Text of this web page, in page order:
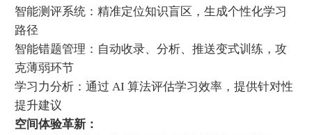
智能测评系统：精准定位知识盲区，生成个性化学习
路径
智能错题管理：自动收录、分析、推送变式训练，攻
克薄弱环节
学习力分析：通过 AI 算法评估学习效率，提供针对性
提升建议
空间体验革新：